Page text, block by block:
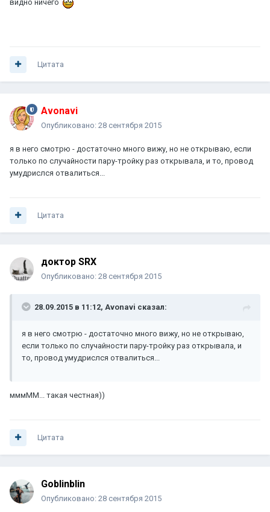
видно ничего
Цитата
Avonavi
Опубликовано: 28 сентября 2015
я в него смотрю - достаточно много вижу, но не открываю, если
только по случайности пару-тройку раз открывала, и то, провод
умудрислся отвалиться...
Цитата
доктор SRX
Опубликовано: 28 сентября 2015
28.09.2015 в 11:12, Avonavi сказал:
я в него смотрю - достаточно много вижу, но не открываю,
если только по случайности пару-тройку раз открывала, и
то, провод умудрислся отвалиться...
мммММ... такая честная))
Цитата
Goblinblin
Опубликовано: 28 сентября 2015